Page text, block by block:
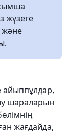
жүзеге
және
айыппұлдар,
шараларын
жағдайда,